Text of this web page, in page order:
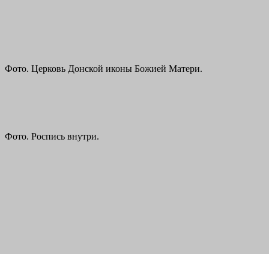
Фото. Церковь Донской иконы Божией Матери.
Фото. Роспись внутри.